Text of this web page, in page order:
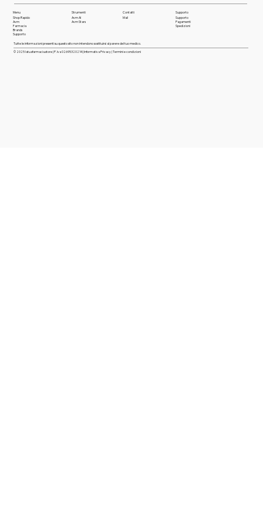
Menu
Shop Rapido
Avm
Farmacia
Brands
Supporto
Strumenti
Avm AI
Avm Stars
Contatti
Mail
Supporto
Supporto
Pagamenti
Spedizioni
Tutte le informazioni presenti su questo sito non intendono sostituirsi al parere del tuo medico.
© 2025 latuafarmacia.store | P. Iva 02695320214 |Informativa Privacy|Termini e condizioni